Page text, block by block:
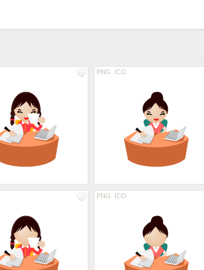
PNG ICO
PNG ICO